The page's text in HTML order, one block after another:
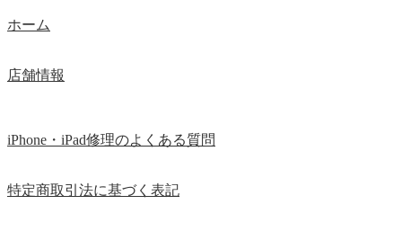
ホーム
店舗情報
iPhone・iPad修理のよくある質問
特定商取引法に基づく表記